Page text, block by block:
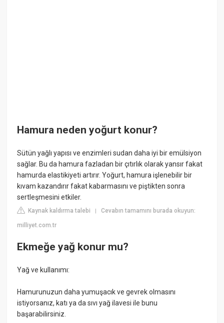
Hamura neden yoğurt konur?
Sütün yağlı yapısı ve enzimleri sudan daha iyi bir emülsiyon
sağlar. Bu da hamura fazladan bir çıtırlık olarak yansır fakat
hamurda elastikiyeti artırır. Yoğurt, hamura işlenebilir bir
kıvam kazandırır fakat kabarmasını ve piştikten sonra
sertleşmesini etkiler.
Kaynak kaldırma talebi |Cevabın tamamını burada okuyun:
milliyet.com.tr
Ekmeğe yağ konur mu?
Yağ ve kullanımı:
Hamurunuzun daha yumuşacık ve gevrek olmasını
istiyorsanız, katı ya da sıvı yağ ilavesi ile bunu
başarabilirsiniz.